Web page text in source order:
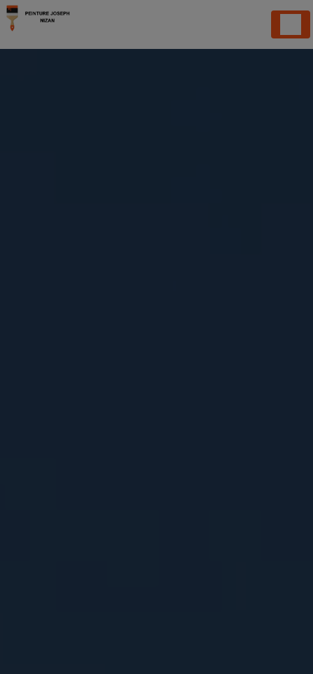
Panneau de gestion des cookies